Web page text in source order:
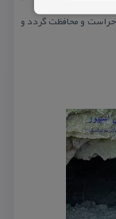
حراست و محافظت گردد و